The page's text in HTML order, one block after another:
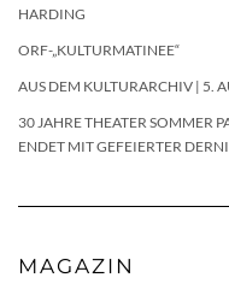
HARDING
ORF-„KULTURMATINEE“
AUS DEM KULTURARCHIV | 5.
30 JAHRE THEATER SOMMER
ENDET MIT GEFEIERTER
MAGAZIN